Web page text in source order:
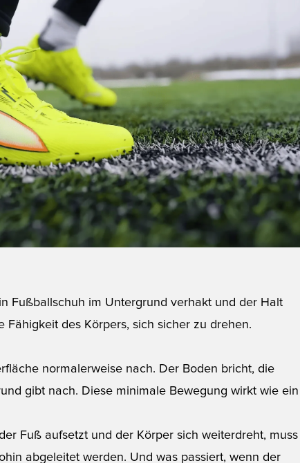
Fußballschuh im Untergrund verhakt und der Halt
des Körpers, sich sicher zu drehen.
normalerweise nach. Der Boden bricht, die
gibt nach. Diese minimale Bewegung wirkt wie ein
Fuß aufsetzt und der Körper sich weiterdreht, muss
abgeleitet werden. Und was passiert, wenn der